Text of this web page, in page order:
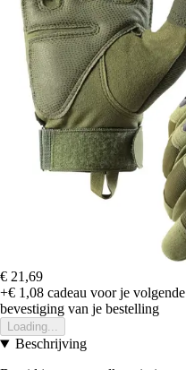
€ 21,69
+€ 1,08 cadeau voor je
bevestiging van je bestelling
Loading...
Beschrijving